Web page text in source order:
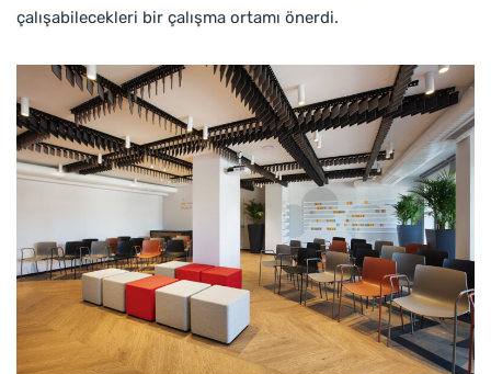
çalışabilecekleri bir çalışma ortamı önerdi.